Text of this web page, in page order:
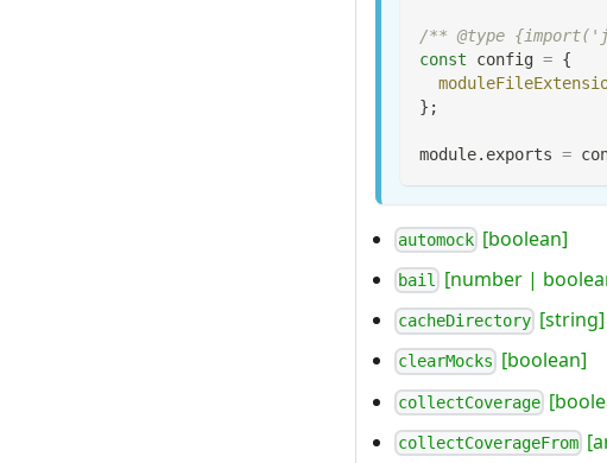
/** @type
const config = {
} ;
module. exports =
automock [boolean]
bail [number |
cacheDirectory [string]
clearMocks [boolean]
collectCoverage
collectCoverageFrom